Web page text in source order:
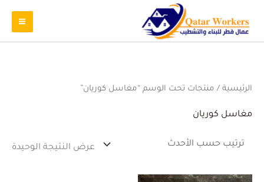
الرئيسية / منتجات تحت الوسم “مغاسل كوريان”
مغاسل كوريان
عرض النتيجة الوحيدة